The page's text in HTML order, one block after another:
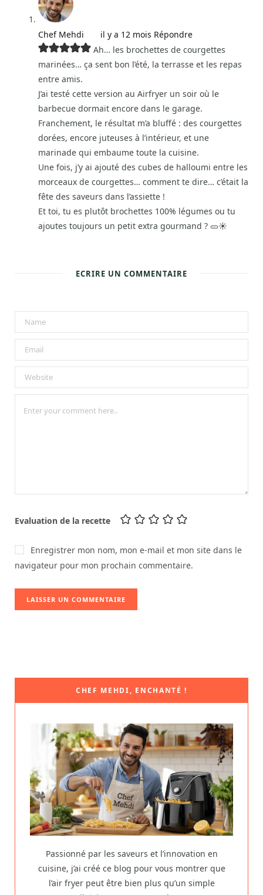
Chef Mehdi il y a 12 mois Répondre
Ah… les brochettes de courgettes
marinées… ça sent bon l’été, la terrasse et les repas
entre amis.
J’ai testé cette version au Airfryer un soir où le
barbecue dormait encore dans le garage.
Franchement, le résultat m’a bluffé : des courgettes
dorées, encore juteuses à l’intérieur, et une
marinade qui embaume toute la cuisine.
Une fois, j’y ai ajouté des cubes de halloumi entre les
morceaux de courgettes… comment te dire… c’était la
fête des saveurs dans l’assiette !
Et toi, tu es plutôt brochettes 100% légumes ou tu
ajoutes toujours un petit extra gourmand ? 🥒☀️
ECRIRE UN COMMENTAIRE
Evaluation de la recette
Enregistrer mon nom, mon e-mail et mon site dans le
navigateur pour mon prochain commentaire.
CHEF MEHDI, ENCHANTÉ !
Passionné par les saveurs et l’innovation en
cuisine, j’ai créé ce blog pour vous montrer que
l’air fryer peut être bien plus qu’un simple